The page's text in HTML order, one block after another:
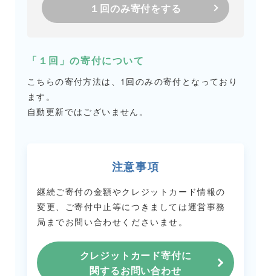
１回のみ寄付をする
「１回」の寄付について
こちらの寄付方法は、1回のみの寄付となっており
ます。
自動更新ではございません。
注意事項
継続ご寄付の金額やクレジットカード情報の
変更、ご寄付中止等につきましては運営事務
局までお問い合わせくださいませ。
クレジットカード寄付に
関するお問い合わせ